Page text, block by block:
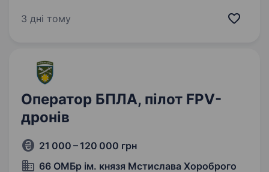
ворожих розвідників та камікадзе.
3 дні тому
Оператор БПЛА, пілот FPV-
дронів
21 000 – 120 000 грн
66 ОМБр ім. князя Мстислава Хороброго